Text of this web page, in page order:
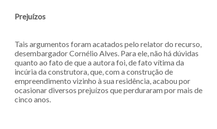
Prejuízos
Tais argumentos foram acatados pelo relator do recurso,
desembargador Cornélio Alves. Para ele, não há dúvidas
quanto ao fato de que a autora foi, de fato vítima da
incúria da construtora, que, com a construção de
empreendimento vizinho à sua residência, acabou por
ocasionar diversos prejuízos que perduraram por mais de
cinco anos.